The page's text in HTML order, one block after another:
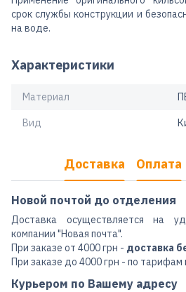
срок службы конструкции и
на воде.
Характеристики
Материал
Вид
Доставка Оплата
Новой почтой до отделения
Доставка осуществляется на
компании "Новая почта".
При заказе от 4000 грн - доставка
При заказе до 4000 грн - по тарифам
Курьером по Вашему адресу